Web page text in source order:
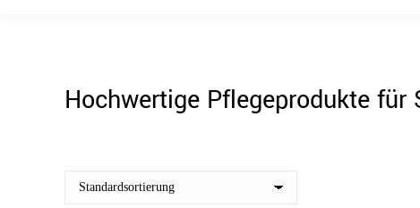
Hochwertige Pflegeprodukte für